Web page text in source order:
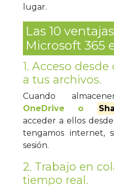
lugar.
Las 10
Microsoft 365
1. Acceso
a tus archivos.
Cuando
OneDrive o
acceder a ellos
tengamos internet,
sesión.
2. Trabajo en
tiempo real.